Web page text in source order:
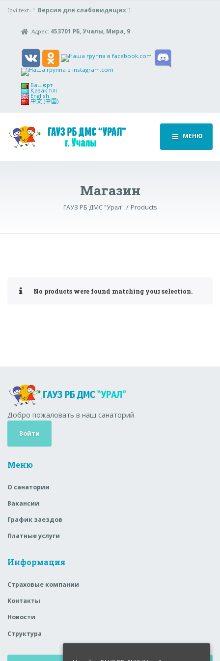
[bvi text=" Версия для слабовидящих"]
Адрес: 453701 РБ, Учалы, Мира, 9
Башҡорт
Қазақ тілі
English
中文 (中国)
МЕНЮ
Магазин
ГАУЗ РБ ДМС "Урал" Products
No products were found matching your selection.
Добро пожаловать в наш санаторий
Войти
Меню
О санатории
Вакансии
График заездов
Платные услуги
Информация
Страховые компании
Контакты
Новости
Структура